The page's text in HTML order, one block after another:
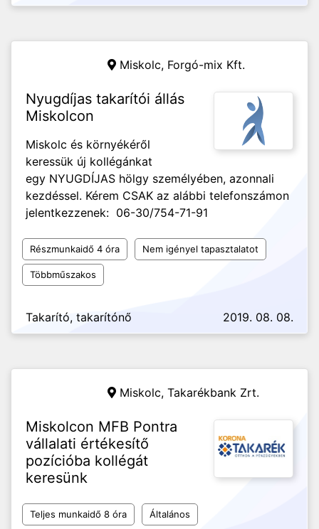
Miskolc, Forgó-mix Kft.
Nyugdíjas takarítói állás
Miskolcon
Miskolc és környékéről
keressük új kollégánkat
egy NYUGDÍJAS hölgy személyében, azonnali
kezdéssel. Kérem CSAK az alábbi telefonszámon
jelentkezzenek: 06-30/754-71-91
Részmunkaidő 4 óra Nem igényel tapasztalatot
Többműszakos
Takarító, takarítónő 2019. 08. 08.
Miskolc, Takarékbank Zrt.
Miskolcon MFB Pontra
vállalati értékesítő
pozícióba kollégát
keresünk
Teljes munkaidő 8 óra Általános